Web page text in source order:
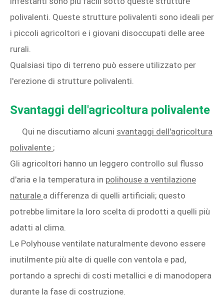
polivalenti. Queste strutture polivalenti sono ideali per
i piccoli agricoltori e i giovani disoccupati delle aree
rurali.
Qualsiasi tipo di terreno può essere utilizzato per
l'erezione di strutture polivalenti.
Svantaggi dell'agricoltura polivalente
Qui ne discutiamo alcuni svantaggi dell'agricoltura
polivalente ;
Gli agricoltori hanno un leggero controllo sul flusso
d'aria e la temperatura in polihouse a ventilazione
naturale a differenza di quelli artificiali; questo
potrebbe limitare la loro scelta di prodotti a quelli più
adatti al clima.
Le Polyhouse ventilate naturalmente devono essere
inutilmente più alte di quelle con ventola e pad,
portando a sprechi di costi metallici e di manodopera
durante la fase di costruzione.